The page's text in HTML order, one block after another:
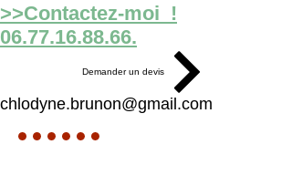
>>Contactez-moi !
06.77.16.88.66.
Demander un devis
chlodyne.brunon@gmail.com